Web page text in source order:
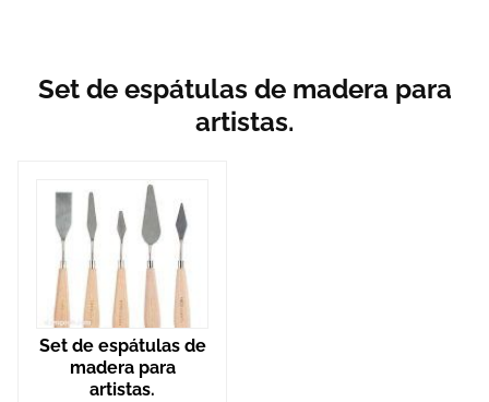
Set de espátulas de madera para
artistas.
Set de espátulas de
madera para
artistas.